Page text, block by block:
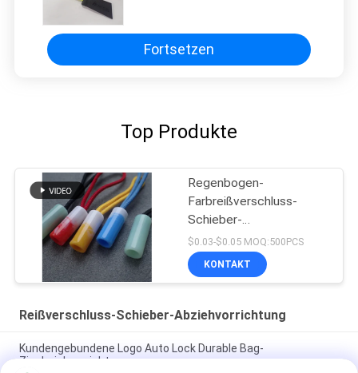
Fortsetzen
Top Produkte
Regenbogen-
Farbreißverschluss-
Schieber-
Abziehvorrichtung
$0.03-$0.05 MOQ:500PCS
KONTAKT
Reißverschluss-Schieber-Abziehvorrichtung
Kundengebundene Logo Auto Lock Durable Bag-
Zipabziehvorrichtung